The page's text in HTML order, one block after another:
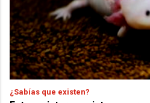
¿Sabías que existen?